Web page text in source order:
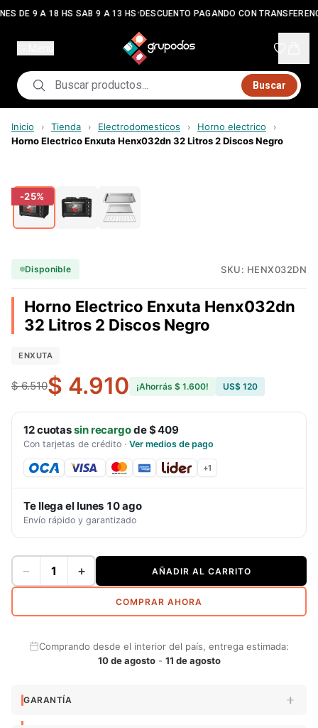
DE 9 A 18 HS SAB 9 A 13 HS• DESCUENTO PAGANDO CON
Buscar
Inicio › Tienda › Electrodomesticos › Horno electrico ›
Horno Electrico Enxuta Henx032dn 32 Litros 2 Discos Negro
-25%
Disponible SKU: HENX032DN
Horno Electrico Enxuta Henx032dn
32 Litros 2 Discos Negro
ENXUTA
$ 6.510$ 4.910 ¡Ahorrás $ 1.600! US$ 120
12cuotassin recargode$ 409
Con tarjetas de crédito · Ver medios de pago
+1
Te llega ellunes 10 ago
Envío rápido y garantizado
− + AÑADIR AL CARRITO
COMPRAR AHORA
Comprando desde el interior del país, entrega estimada:
10 de agosto- 11 de agosto
GARANTÍA